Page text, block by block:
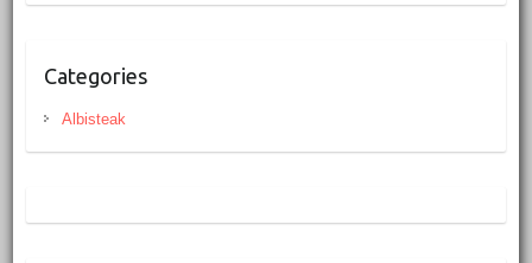
Categories
Albisteak